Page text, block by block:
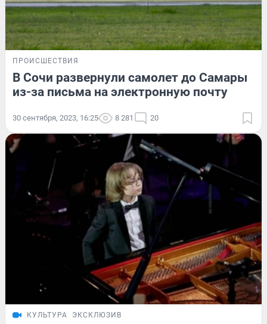
ПРОИСШЕСТВИЯ
В Сочи развернули самолет до Самары
из-за письма на электронную почту
30 сентября, 2023, 16:25 8 281 20
КУЛЬТУРА ЭКСКЛЮЗИВ